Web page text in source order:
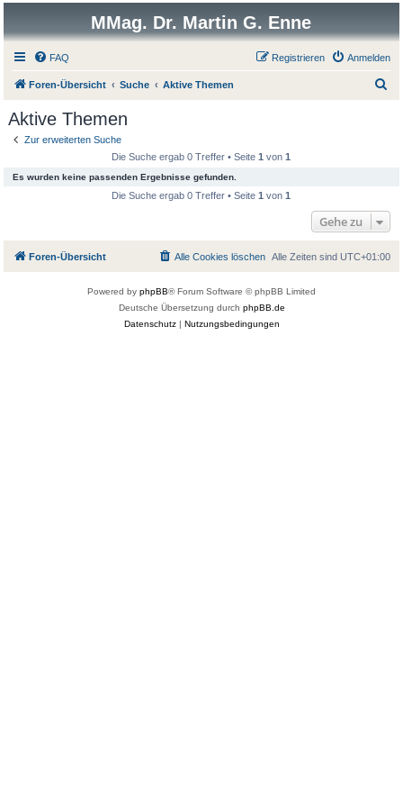
MMag. Dr. Martin G. Enne
FAQ Anmelden
Registrieren
Foren-Übersicht Suche Aktive Themen
Aktive Themen
Zur erweiterten Suche
Die Suche ergab 0 Treffer • Seite1 von1
Es wurden keine passenden Ergebnisse gefunden.
Die Suche ergab 0 Treffer • Seite1 von1
Gehe zu
Foren-Übersicht Alle Zeiten sind UTC+01:00
Alle Cookies löschen
Powered by phpBB® Forum Software © phpBB Limited
Deutsche Übersetzung durch phpBB.de
Datenschutz| Nutzungsbedingungen